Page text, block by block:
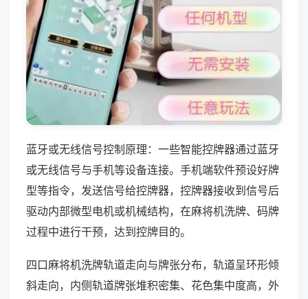
蓝牙或无线信号控制原理：一些智能控牌器通过蓝牙
或无线信号与手机等设备连接。手机端软件预设好牌
型等指令，发送信号给控牌器，控牌器接收到信号后
驱动内部微型电机或机械结构，在麻将机洗牌、码牌
过程中进行干预，达到控牌目的。
四口麻将机洗牌轨道走向与牌张分布，轨道呈环形倾
斜走向，内侧轨道牌张堆积密集、花色集中度高，外